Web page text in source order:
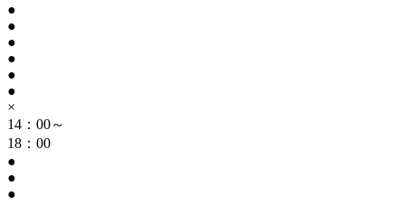
●
●
●
●
●
●
×
14：00～
18：00
●
●
●